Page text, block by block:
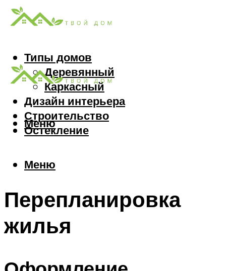
Типы домов
Деревянный
Каркасный
Дизайн интерьера
Строительство
Остекление
Меню
Меню
Перепланировка
жилья